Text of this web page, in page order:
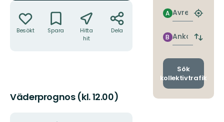
Besökt Spara
Hitta
hit
Dela
Väderprognos (kl. 12.00)
Avresa
A
Hitta
Ankomst
B
Byt
och
Sök
kollektivtrafik